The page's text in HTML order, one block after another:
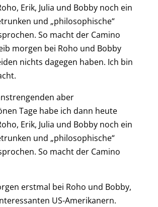
Erik, Julia und Bobby noch ein
und „philosophische“
So macht der Camino
morgen bei Roho und Bobby
nichts dagegen haben. Ich bin
aber
Tage habe ich dann heute
Erik, Julia und Bobby noch ein
und „philosophische“
So macht der Camino
erstmal bei Roho und Bobby,
US-Amerikanern.